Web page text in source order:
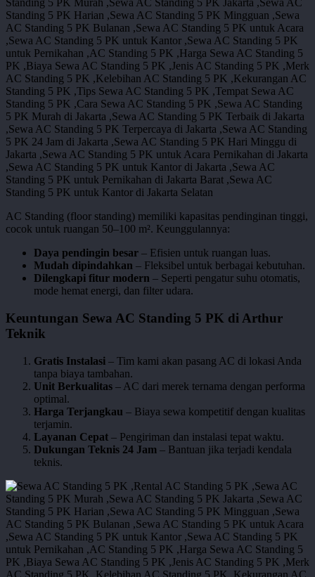
AC Standing (floor standing) memiliki kapasitas pendinginan tinggi,
cocok untuk ruangan 50–100 m². Keunggulannya:
Daya pendingin besar – Efisien untuk ruangan luas.
Mudah dipindahkan – Fleksibel untuk berbagai kebutuhan.
Dilengkapi fitur modern – Seperti pengatur suhu otomatis,
mode hemat energi, dan filter udara.
Keuntungan Sewa AC Standing 5 PK di Arthur
Teknik
Gratis Instalasi – Tim kami akan pasang AC di lokasi Anda
tanpa biaya tambahan.
Unit Berkualitas – AC dari merek ternama dengan performa
optimal.
Harga Terjangkau – Biaya sewa kompetitif dengan kualitas
terjamin.
Layanan Cepat – Pengiriman dan instalasi tepat waktu.
Dukungan Teknis 24 Jam – Bantuan jika terjadi kendala
teknis.